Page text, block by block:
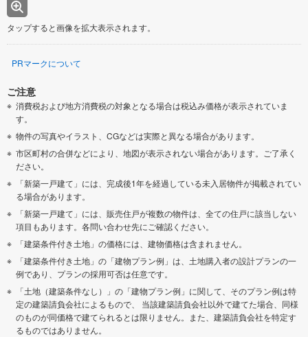
タップすると画像を拡大表示されます。
PRマークについて
ご注意
消費税および地方消費税の対象となる場合は税込み価格が表示されていま
す。
物件の写真やイラスト、CGなどは実際と異なる場合があります。
市区町村の合併などにより、地図が表示されない場合があります。ご了承く
ださい。
「新築一戸建て」には、完成後1年を経過している未入居物件が掲載されてい
る場合があります。
「新築一戸建て」には、販売住戸が複数の物件は、全ての住戸に該当しない
項目もあります。各問い合わせ先にご確認ください。
「建築条件付き土地」の価格には、建物価格は含まれません。
「建築条件付き土地」の「建物プラン例」は、土地購入者の設計プランの一
例であり、プランの採用可否は任意です。
「土地（建築条件なし）」の「建物プラン例」に関して、そのプラン例は特
定の建築請負会社によるもので、 当該建築請負会社以外で建てた場合、同様
のものが同価格で建てられるとは限りません。また、建築請負会社を特定す
るものではありません。